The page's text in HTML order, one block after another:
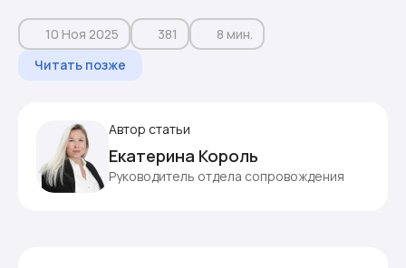
Читать позже
10 Ноя 2025 381 8 мин.
Автор статьи
Екатерина Король
Руководитель отдела сопровождения